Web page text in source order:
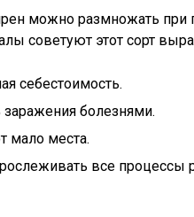
можно размножать
советуют этот сорт
себестоимость.
болезнями.
мало места.
все процессы